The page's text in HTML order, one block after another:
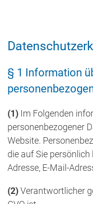
§ 1 Information
(1) Im Folgenden
personenbezogener
Website.
die auf Sie persönlich
Adresse, E-Mail-
(2)Verantwortlicher